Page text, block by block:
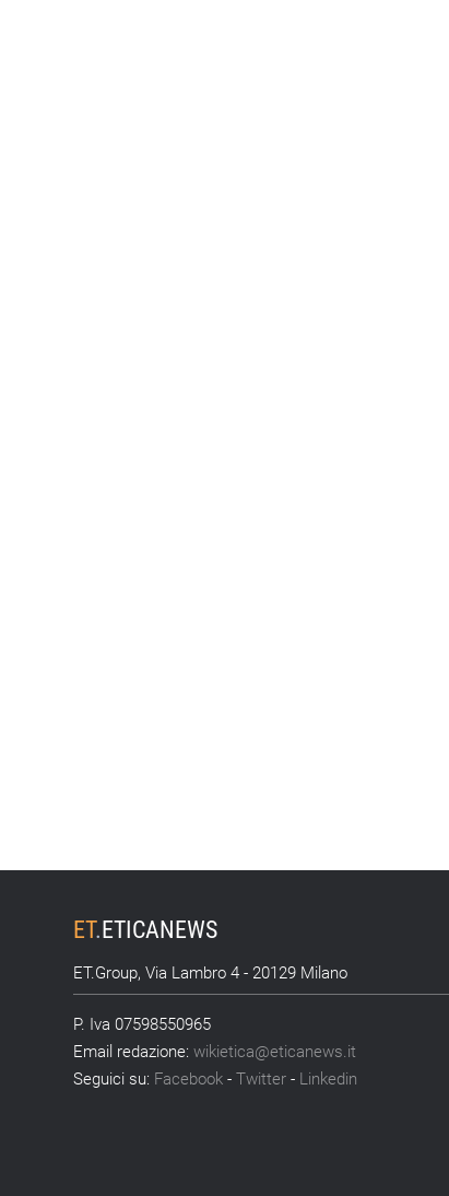
ET.ETICANEWS
ET.Group, Via Lambro 4 - 20129 Milano
P. Iva 07598550965
Email redazione:wikietica@eticanews.it
Seguici su: Facebook -Twitter - Linkedin